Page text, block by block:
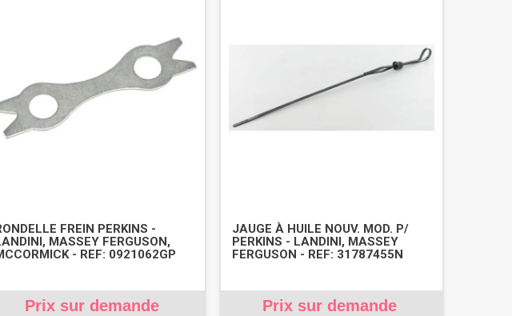
FREIN PERKINS -
MASSEY FERGUSON,
- REF: 0921062GP
Prix sur demande
JAUGE À HUILE NOUV. MOD. P/
PERKINS - LANDINI, MASSEY
FERGUSON - REF: 31787455N
Prix sur demande